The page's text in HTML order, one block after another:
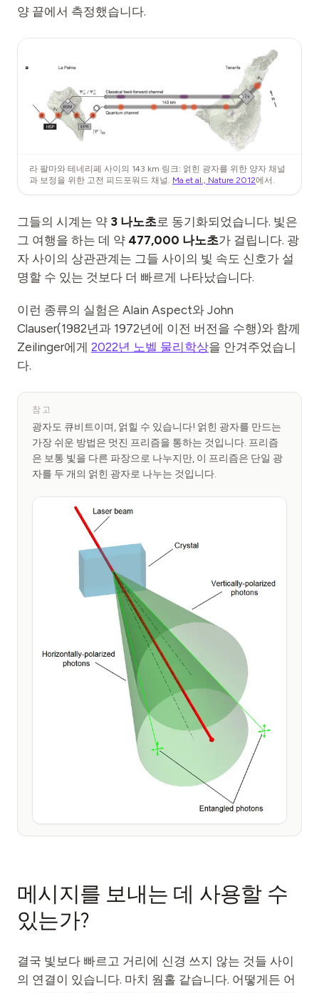
양 끝에서 측정했습니다.
라 팔마와 테네리페 사이의 143 km 링크: 얽힌 광자를 위한 양자 채널
과 보정을 위한 고전 피드포워드 채널. Ma et al., Nature 2012에서.
그들의 시계는 약 3 나노초로 동기화되었습니다. 빛은
그 여행을 하는 데 약 477,000 나노초가 걸립니다. 광
자 사이의 상관관계는 그들 사이의 빛 속도 신호가 설
명할 수 있는 것보다 더 빠르게 나타났습니다.
이런 종류의 실험은 Alain Aspect와 John
Clauser(1982년과 1972년에 이전 버전을 수행)와 함께
Zeilinger에게 2022년 노벨 물리학상을 안겨주었습니
다.
참고
광자도 큐비트이며, 얽힐 수 있습니다! 얽힌 광자를 만드는
가장 쉬운 방법은 멋진 프리즘을 통하는 것입니다. 프리즘
은 보통 빛을 다른 파장으로 나누지만, 이 프리즘은 단일 광
자를 두 개의 얽힌 광자로 나누는 것입니다.
메시지를 보내는 데 사용할 수
있는가?
결국 빛보다 빠르고 거리에 신경 쓰지 않는 것들 사이
의 연결이 있습니다. 마치 웜홀 같습니다. 어떻게든 어